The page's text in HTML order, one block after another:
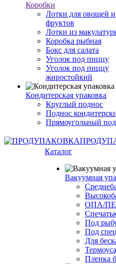
Коробки
Лотки для овощей и
фруктов
Лотки из
Коробка рыбная
Бокс для салата
Уголок под пиццу
Уголок под пиццу
жиростойкий
Кондитерская упаковка
Круглый поднос
Поднос
Прямоугольный
Каталог
Вакуумная
ОПА/ПЕ
Под
Под
Для
Пленка